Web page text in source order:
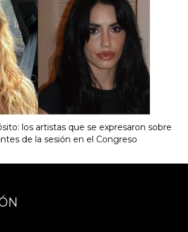
los artistas que se expresaron sobre
de la sesión en el Congreso